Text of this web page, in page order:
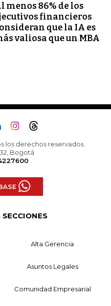
menos 86% de los
financieros
que la IA es
valiosa que un MBA
los derechos reservados.
32, Bogotá
Alta Gerencia
Asuntos Legales
Comunidad Empresarial